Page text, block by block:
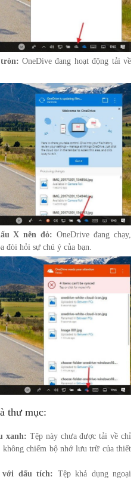
OneDive đang hoạt động tải về
X nên đỏ:OneDrive đang chạy,
đòi hỏi sự chú ý của bạn.
thư mục:
xanh: Tệp này chưa được tải về chỉ
chiếm bộ nhớ lưu trữ của thiết
với dấu tích: Tệp khả dụng ngoại